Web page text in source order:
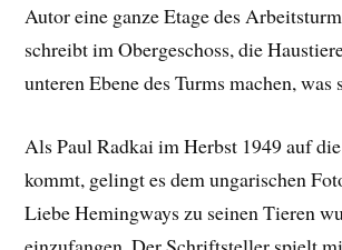
Autor eine ganze Etage des
schreibt im Obergeschoss, die
unteren Ebene des Turms machen, was
Als Paul Radkai im Herbst 1949 auf die
kommt, gelingt es dem ungarischen
Liebe Hemingways zu seinen Tieren